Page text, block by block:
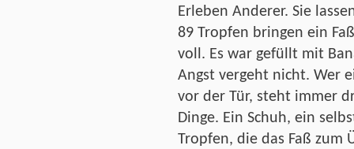
Erleben Anderer. Sie
89 Tropfen bringen ein
voll. Es war gefüllt mit
Angst vergeht nicht. Wer
vor der Tür, steht immer
Dinge. Ein Schuh, ein
Tropfen, die das Faß zum